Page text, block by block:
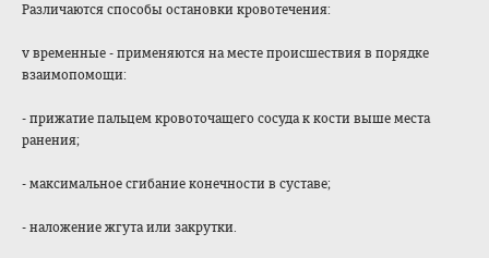
Различаются способы остановки кровотечения:
v временные - применяются на месте происшествия в порядке
взаимопомощи:
- прижатие пальцем кровоточащего сосуда к кости выше места
ранения;
- максимальное сгибание конечности в суставе;
- наложение жгута или закрутки.